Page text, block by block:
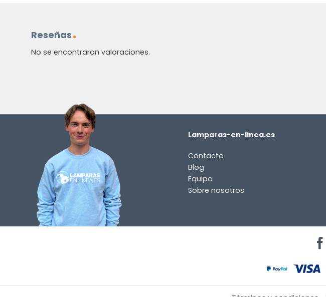
Reseñas
No se encontraron valoraciones.
Lamparas-en-linea.es
Contacto
Blog
Equipo
Sobre nosotros